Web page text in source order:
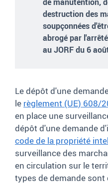
destruction des
soupçonnées
abrogé par
au JORF du 6
Le dépôt d'une
le règlement (UE) 608/
en place une
dépôt d'une demande
code de la propriété
surveillance des
en circulation sur le
types de demande